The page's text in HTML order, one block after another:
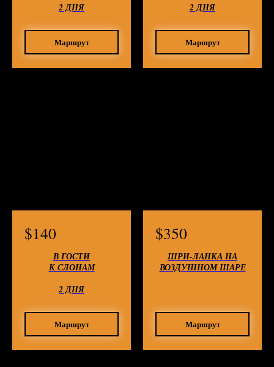
2 ДНЯ
Маршрут
2 ДНЯ
Маршрут
$140
В ГОСТИ
К СЛОНАМ
2 ДНЯ
Маршрут
$350
ШРИ-ЛАНКА НА
ВОЗДУШНОМ ШАРЕ
Маршрут